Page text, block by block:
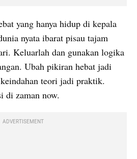
yang hanya hidup di kepala
nyata ibarat pisau tajam
Keluarlah dan gunakan logika
Ubah pikiran hebat jadi
teori jadi praktik.
di zaman now.
ADVERTISEMENT